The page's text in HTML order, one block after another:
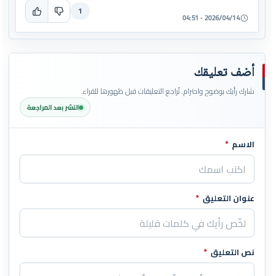
2026/04/14 - 04:51
1
أضف تعليقك
شارك رأيك بوضوح واحترام. تُراجع التعليقات قبل ظهورها للقراء.
النشر بعد المراجعة
اترك هذا الحقل فارغاً
الاسم *
عنوان التعليق *
نص التعليق *